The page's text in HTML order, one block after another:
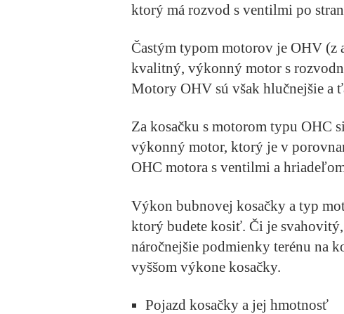
ktorý má rozvod s ventilmi po
Častým typom motorov je OHV (z
kvalitný, výkonný motor s
Motory OHV sú však hlučnejšie a
Za kosačku s motorom typu OHC
výkonný motor, ktorý je v
OHC motora s ventilmi a
Výkon bubnovej kosačky a typ
ktorý budete kosiť. Či je
náročnejšie podmienky terénu na
vyššom výkone kosačky.
Pojazd kosačky a jej hmotnosť